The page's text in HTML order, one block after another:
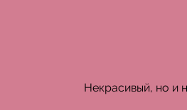
Некрасивый, но и
В примере нет союза «а»,